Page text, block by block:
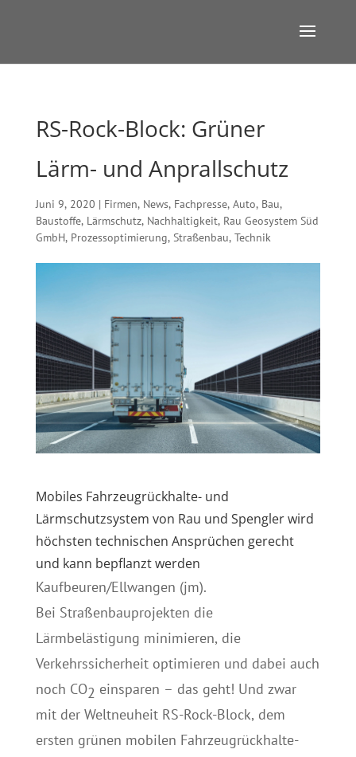
RS-Rock-Block: Grüner
Lärm- und Anprallschutz
Juni 9, 2020 | Firmen, News, Fachpresse, Auto, Bau,
Baustoffe, Lärmschutz, Nachhaltigkeit, Rau Geosystem Süd
GmbH, Prozessoptimierung, Straßenbau, Technik
Mobiles Fahrzeugrückhalte- und
Lärmschutzsystem von Rau und Spengler wird
höchsten technischen Ansprüchen gerecht
und kann bepflanzt werden
Kaufbeuren/Ellwangen (jm).
Bei Straßenbauprojekten die
Lärmbelästigung minimieren, die
Verkehrssicherheit optimieren und dabei auch
noch CO2 einsparen – das geht! Und zwar
mit der Weltneuheit RS-Rock-Block, dem
ersten grünen mobilen Fahrzeugrückhalte-